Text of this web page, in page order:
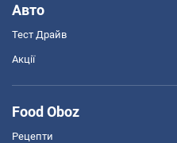
Авто
Тест Драйв
Акції
Food Oboz
Рецепти